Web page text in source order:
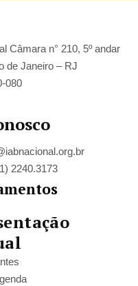
Câmara n° 210, 5º andar
de Janeiro – RJ
080
2240.3173